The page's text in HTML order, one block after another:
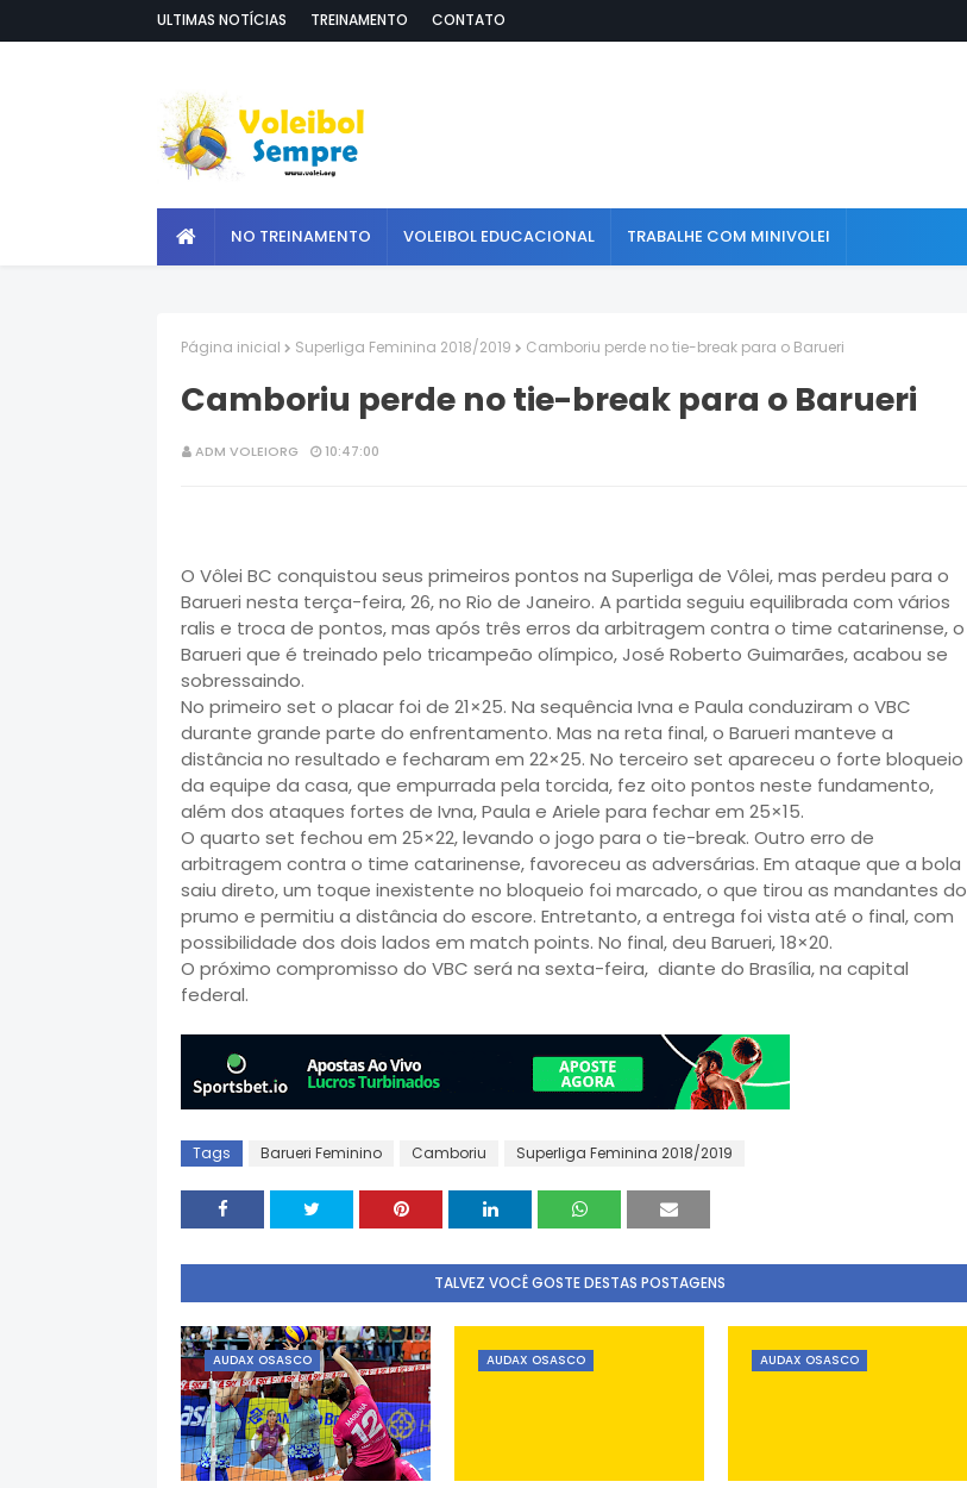
ULTIMAS NOTÍCIAS TREINAMENTO CONTATO
NO TREINAMENTO VOLEIBOL EDUCACIONAL TRABALHE COM MINIVOLEI
Página inicial Superliga Feminina 2018/2019 Camboriu perde no tie-break para o Barueri
Camboriu perde no tie-break para o Barueri
ADM VOLEIORG 10:47:00
O Vôlei BC conquistou seus primeiros pontos na Superliga de Vôlei, mas perdeu para o
Barueri nesta terça-feira, 26, no Rio de Janeiro. A partida seguiu equilibrada com vários
ralis e troca de pontos, mas após três erros da arbitragem contra o time catarinense, o
Barueri que é treinado pelo tricampeão olímpico, José Roberto Guimarães, acabou se
sobressaindo.
No primeiro set o placar foi de 21×25. Na sequência Ivna e Paula conduziram o VBC
durante grande parte do enfrentamento. Mas na reta final, o Barueri manteve a
distância no resultado e fecharam em 22×25. No terceiro set apareceu o forte bloqueio
da equipe da casa, que empurrada pela torcida, fez oito pontos neste fundamento,
além dos ataques fortes de Ivna, Paula e Ariele para fechar em 25×15.
O quarto set fechou em 25×22, levando o jogo para o tie-break. Outro erro de
arbitragem contra o time catarinense, favoreceu as adversárias. Em ataque que a bola
saiu direto, um toque inexistente no bloqueio foi marcado, o que tirou as mandantes do
prumo e permitiu a distância do escore. Entretanto, a entrega foi vista até o final, com
possibilidade dos dois lados em match points. No final, deu Barueri, 18×20.
O próximo compromisso do VBC será na sexta-feira, diante do Brasília, na capital
federal.
Tags Barueri Feminino Camboriu Superliga Feminina 2018/2019
TALVEZ VOCÊ GOSTE DESTAS POSTAGENS
AUDAX OSASCO AUDAX OSASCO AUDAX OSASCO